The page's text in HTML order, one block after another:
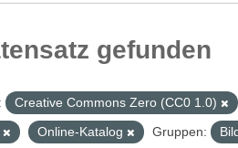
gefunden
Creative Commons Zero (CC0 1.0)
Online-Katalog Gruppen: